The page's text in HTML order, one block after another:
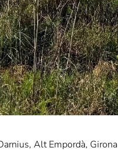
Alt Empordà, Girona